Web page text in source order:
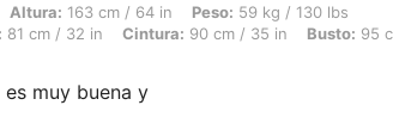
cm / 64 in, Peso: 59 kg / 130 lbs, Forma del cuerpo:
Altura: 163 cm / 64 in Peso: 59 kg / 130 lbs
81 cm / 32 in Cintura: 90 cm / 35 in Busto: 95
muy buena y